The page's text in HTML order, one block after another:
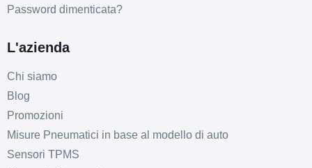
Password dimenticata?
L'azienda
Chi siamo
Blog
Promozioni
Misure Pneumatici in base al modello di auto
Sensori TPMS